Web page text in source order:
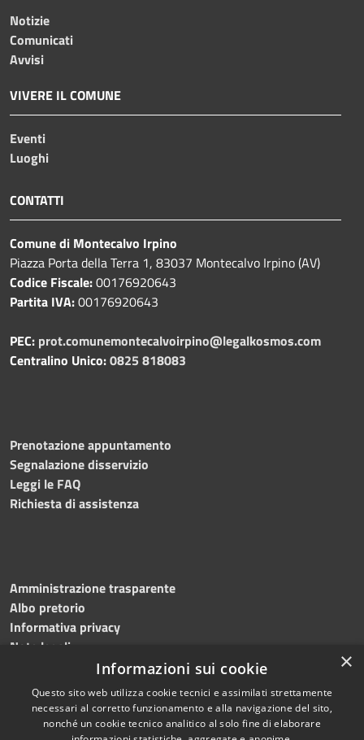
Notizie
Comunicati
Avvisi
VIVERE IL COMUNE
Eventi
Luoghi
CONTATTI
Comune di Montecalvo Irpino
Piazza Porta della Terra 1, 83037 Montecalvo Irpino (AV)
Codice Fiscale:00176920643
Partita IVA:00176920643
PEC: prot.comunemontecalvoirpino@legalkosmos.com
Centralino Unico:0825 818083
Prenotazione appuntamento
Segnalazione disservizio
Leggi le FAQ
Richiesta di assistenza
Amministrazione trasparente
Albo pretorio
Informativa privacy
Note legali
Dichiarazione di accessibilità
×
Informazioni sui cookie
Questo sito web utilizza cookie tecnici e assimilati strettamente
necessari al corretto funzionamento e alla navigazione del sito,
nonché un cookie tecnico analitico al solo fine di elaborare